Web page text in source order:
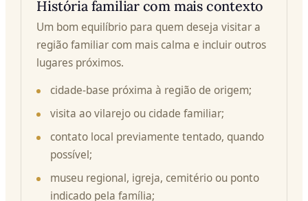
História familiar com mais contexto
Um bom equilíbrio para quem deseja visitar a
região familiar com mais calma e incluir outros
lugares próximos.
cidade-base próxima à região de origem;
visita ao vilarejo ou cidade familiar;
contato local previamente tentado, quando
possível;
museu regional, igreja, cemitério ou ponto
indicado pela família;